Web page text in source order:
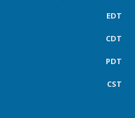
EDT
CDT
PDT
CST